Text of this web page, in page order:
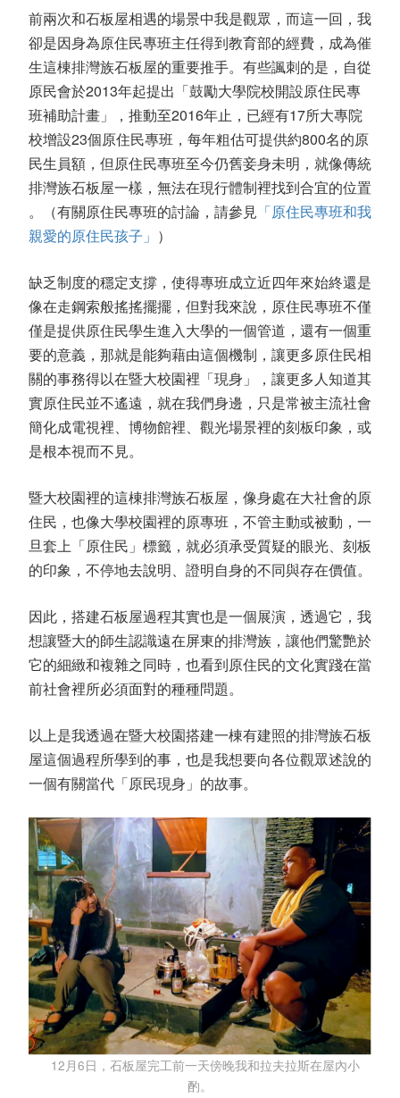
前兩次和石板屋相遇的場景中我是觀眾，而這一回，我
卻是因身為原住民專班主任得到教育部的經費，成為催
生這棟排灣族石板屋的重要推手。有些諷刺的是，自從
原民會於2013年起提出「鼓勵大學院校開設原住民專
班補助計畫」，推動至2016年止，已經有17所大專院
校增設23個原住民專班，每年粗估可提供約800名的原
民生員額，但原住民專班至今仍舊妾身未明，就像傳統
排灣族石板屋一樣，無法在現行體制裡找到合宜的位置
。（有關原住民專班的討論，請參見 「原住民專班和我
親愛的原住民孩子」 ）
缺乏制度的穩定支撐，使得專班成立近四年來始終還是
像在走鋼索般搖搖擺擺，但對我來說，原住民專班不僅
僅是提供原住民學生進入大學的一個管道，還有一個重
要的意義，那就是能夠藉由這個機制，讓更多原住民相
關的事務得以在暨大校園裡「現身」，讓更多人知道其
實原住民並不遙遠，就在我們身邊，只是常被主流社會
簡化成電視裡、博物館裡、觀光場景裡的刻板印象，或
是根本視而不見。
暨大校園裡的這棟排灣族石板屋，像身處在大社會的原
住民，也像大學校園裡的原專班，不管主動或被動，一
旦套上「原住民」標籤，就必須承受質疑的眼光、刻板
的印象，不停地去說明、證明自身的不同與存在價值。
因此，搭建石板屋過程其實也是一個展演，透過它，我
想讓暨大的師生認識遠在屏東的排灣族，讓他們驚艷於
它的細緻和複雜之同時，也看到原住民的文化實踐在當
前社會裡所必須面對的種種問題。
以上是我透過在暨大校園搭建一棟有建照的排灣族石板
屋這個過程所學到的事，也是我想要向各位觀眾述說的
一個有關當代「原民現身」的故事。
12月6日，石板屋完工前一天傍晚我和拉夫拉斯在屋內小
酌。